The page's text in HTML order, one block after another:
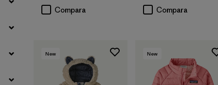
Compara Compara
New New